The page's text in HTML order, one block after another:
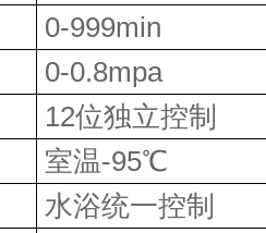
0-999min
0-0.8mpa
12位独立控制
室温-95℃
水浴统一控制